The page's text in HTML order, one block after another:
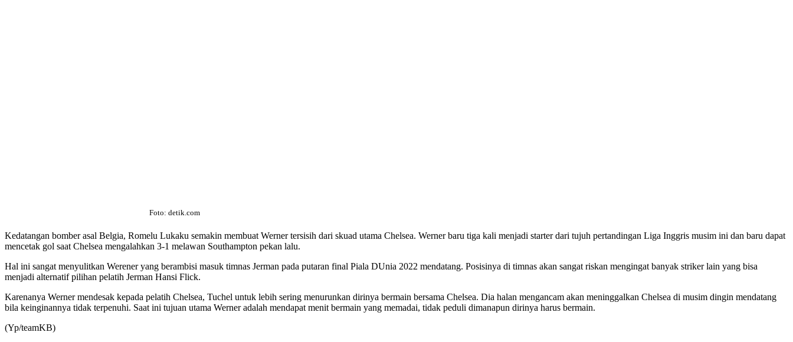
Foto: detik.com
Kedatangan bomber asal Belgia, Romelu Lukaku semakin membuat Werner tersisih dari skuad utama Chelsea. Werner baru tiga kali menjadi starter dari tujuh pertandingan Liga Inggris musim ini dan baru dapat
mencetak gol saat Chelsea mengalahkan 3-1 melawan Southampton pekan lalu.
Hal ini sangat menyulitkan Werener yang berambisi masuk timnas Jerman pada putaran final Piala DUnia 2022 mendatang. Posisinya di timnas akan sangat riskan mengingat banyak striker lain yang bisa
menjadi alternatif pilihan pelatih Jerman Hansi Flick.
Karenanya Werner mendesak kepada pelatih Chelsea, Tuchel untuk lebih sering menurunkan dirinya bermain bersama Chelsea. Dia halan mengancam akan meninggalkan Chelsea di musim dingin mendatang
bila keinginannya tidak terpenuhi. Saat ini tujuan utama Werner adalah mendapat menit bermain yang memadai, tidak peduli dimanapun dirinya harus bermain.
(Yp/teamKB)